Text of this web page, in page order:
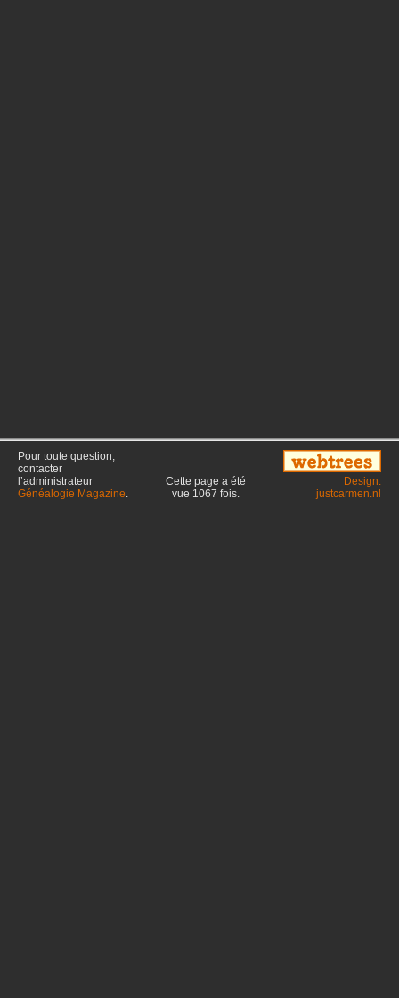
Pour toute question,
contacter
l’administrateur
Généalogie Magazine.
Cette page a été
vue 1067 fois.
Design:
justcarmen.nl